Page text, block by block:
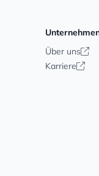
Über uns
Karriere